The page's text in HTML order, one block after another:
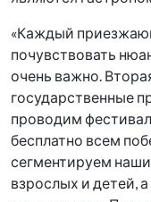
«Каждый
почувствовать
очень важно.
государственные
проводим
бесплатно всем
сегментируем
взрослых и детей,